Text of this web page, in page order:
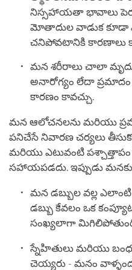
నిస్సహాయతా భావాలు
మోతాదుల వాడుక కూడా
చనిపోవటానికి కారణాలు
మన శరీరాలు చాలా
అనారోగ్యం లేదా
కారణం కావచ్చు.
మన ఆలోచనలను మరియు
పనిచేసే నివారణ చర్యలు
మరియు ఎటువంటి
సహాయపడదు. ఇప్పుడు
మన డబ్బుల వల్ల
డబ్బు కేవలం ఒక
సంఖ్యలాగా
స్నేహితులు మరియు
చెయ్యరు - మనం